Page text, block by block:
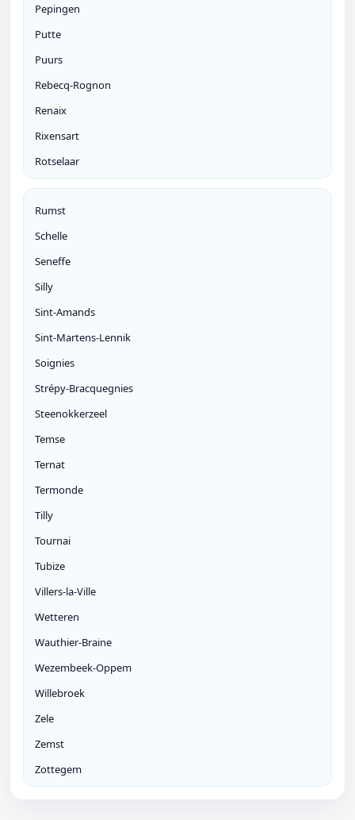
Pepingen
Putte
Puurs
Rebecq-Rognon
Renaix
Rixensart
Rotselaar
Rumst
Schelle
Seneffe
Silly
Sint-Amands
Sint-Martens-Lennik
Soignies
Strépy-Bracquegnies
Steenokkerzeel
Temse
Ternat
Termonde
Tilly
Tournai
Tubize
Villers-la-Ville
Wetteren
Wauthier-Braine
Wezembeek-Oppem
Willebroek
Zele
Zemst
Zottegem